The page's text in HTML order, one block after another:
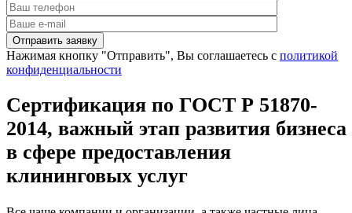
Нажимая кнопку "Отправить", Вы соглашаетесь с политикой
конфиденциальности
Сертификация по ГОСТ Р 51870-
2014, важный этап развития бизнеса
в сфере предоставления
клининговых услуг